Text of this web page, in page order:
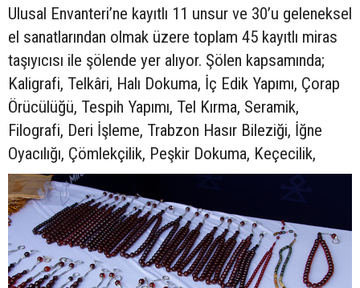
Ulusal Envanteri’ne kayıtlı 11 unsur ve 30’u geleneksel
el sanatlarından olmak üzere toplam 45 kayıtlı miras
taşıyıcısı ile şölende yer alıyor. Şölen kapsamında;
Kaligrafi, Telkâri, Halı Dokuma, İç Edik Yapımı, Çorap
Örücülüğü, Tespih Yapımı, Tel Kırma, Seramik,
Filografi, Deri İşleme, Trabzon Hasır Bileziği, İğne
Oyacılığı, Çömlekçilik, Peşkir Dokuma, Keçecilik,